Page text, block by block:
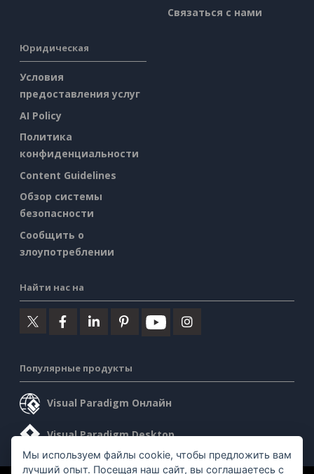
Связаться с нами
Юридическая
Условия
предоставления услуг
AI Policy
Политика
конфиденциальности
Content Guidelines
Обзор системы
безопасности
Сообщить о
злоупотреблении
Найти нас на
Популярные продукты
Visual Paradigm Онлайн
Visual Paradigm Desktop
Мы используем файлы cookie, чтобы предложить вам
лучший опыт. Посещая наш сайт, вы соглашаетесь с